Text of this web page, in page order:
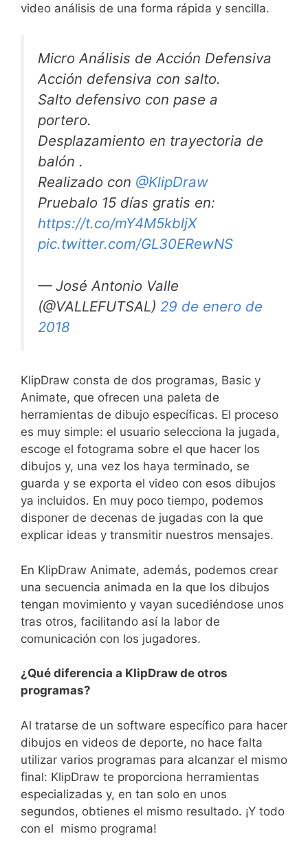
video análisis de una forma rápida y sencilla.
Micro Análisis de Acción Defensiva
Acción defensiva con salto.
Salto defensivo con pase a
portero.
Desplazamiento en trayectoria de
balón .
Realizado con @KlipDraw
Pruebalo 15 días gratis en:
https://t.co/mY4M5kbljX
pic.twitter.com/GL30ERewNS
— José Antonio Valle
(@VALLEFUTSAL) 29 de enero de
2018
KlipDraw consta de dos programas, Basic y
Animate, que ofrecen una paleta de
herramientas de dibujo específicas. El proceso
es muy simple: el usuario selecciona la jugada,
escoge el fotograma sobre el que hacer los
dibujos y, una vez los haya terminado, se
guarda y se exporta el video con esos dibujos
ya incluidos. En muy poco tiempo, podemos
disponer de decenas de jugadas con la que
explicar ideas y transmitir nuestros mensajes.
En KlipDraw Animate, además, podemos crear
una secuencia animada en la que los dibujos
tengan movimiento y vayan sucediéndose unos
tras otros, facilitando así la labor de
comunicación con los jugadores.
¿Qué diferencia a KlipDraw de otros
programas?
Al tratarse de un software específico para hacer
dibujos en videos de deporte, no hace falta
utilizar varios programas para alcanzar el mismo
final: KlipDraw te proporciona herramientas
especializadas y, en tan solo en unos
segundos, obtienes el mismo resultado. ¡Y todo
con el mismo programa!